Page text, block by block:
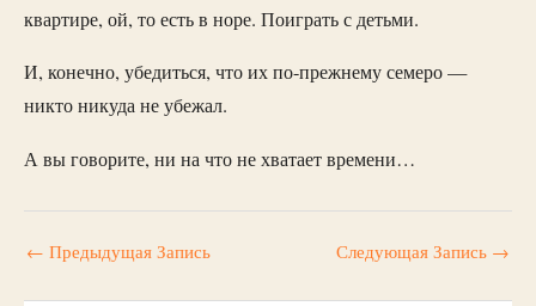
квартире, ой, то есть в норе. Поиграть с детьми.
И, конечно, убедиться, что их по-прежнему семеро —
никто никуда не убежал.
А вы говорите, ни на что не хватает времени…
← Предыдущая Запись Следующая Запись →